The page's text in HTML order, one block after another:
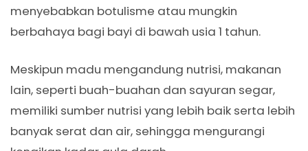
menyebabkan botulisme atau mungkin
berbahaya bagi bayi di bawah usia 1 tahun.
Meskipun madu mengandung nutrisi, makanan
lain, seperti buah-buahan dan sayuran segar,
memiliki sumber nutrisi yang lebih baik serta lebih
banyak serat dan air, sehingga mengurangi